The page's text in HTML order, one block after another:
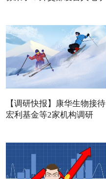
【调研快报】康华生物接待
宏利基金等2家机构调研